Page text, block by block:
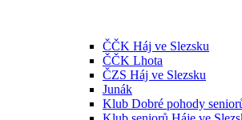
ČČK Háj ve Slezsku
ČČK Lhota
ČZS Háj ve Slezsku
Junák
Klub Dobré pohody